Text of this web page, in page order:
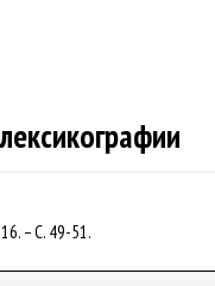
– С. 49-51.